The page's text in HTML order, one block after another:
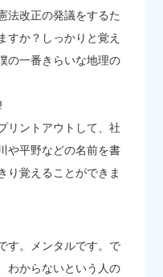
法改正の発議をするた
すか？しっかりと覚え
の一番きらいな地理の
リントアウトして、社
や平野などの名前を書
り覚えることができま
す。メンタルです。で
わからないという人の